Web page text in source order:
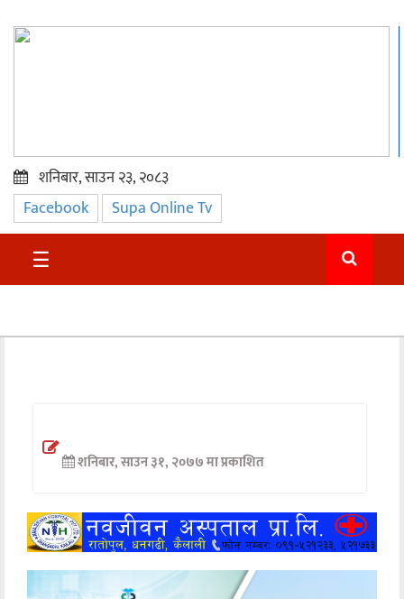
प्रमुख
समाचार
सुदुर
अन्तर्वार्ता
खेलकुद
मनोरञ्जन
अन्य
शनिबार, साउन २३, २०८३
Facebook Supa Online Tv
☰
शनिबार, साउन ३१, २०७७ मा प्रकाशित